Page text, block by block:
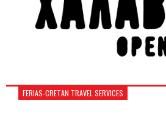
FERIAS-CRETAN TRAVEL SERVICES